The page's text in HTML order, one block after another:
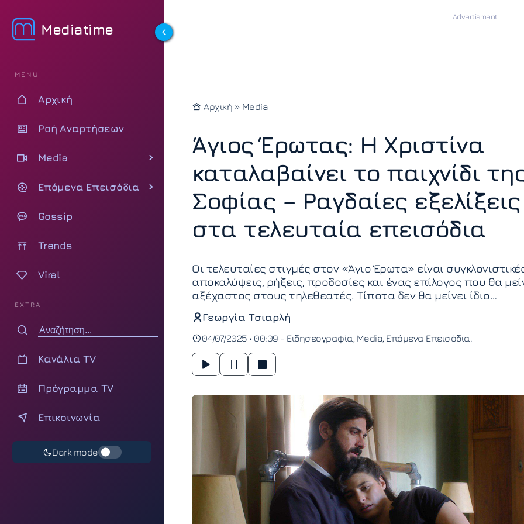
Mediatime
MENU
Αρχική
Ροή Αναρτήσεων
Media
Επόμενα Επεισόδια
Gossip
Trends
Viral
EXTRA
Κανάλια TV
Πρόγραμμα TV
Επικοινωνία
Dark mode
Αρχική » Media
Άγιος Έρωτας: Η Χριστίνα
καταλαβαίνει το παιχνίδι
Σοφίας – Ραγδαίες εξελίξεις
στα τελευταία επεισόδια
Οι τελευταίες στιγμές στον «Άγιο Έρωτα» είναι
αποκαλύψεις, ρήξεις, προδοσίες και ένας επίλογος που θα
αξέχαστος στους τηλεθεατές. Τίποτα δεν θα μείνει ίδιο…
Γεωργία Τσιαρλή
04/07/2025 • 00:09 - Ειδησεογραφία Media Επόμενα Επεισόδια